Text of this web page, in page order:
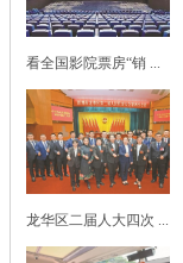
看全国影院票房“销 ...
龙华区二届人大四次 ...